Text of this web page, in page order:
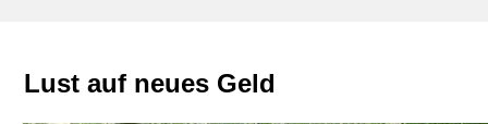
Lust auf neues Geld